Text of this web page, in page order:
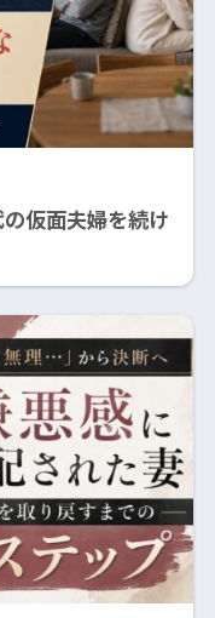
仮面夫婦を続け